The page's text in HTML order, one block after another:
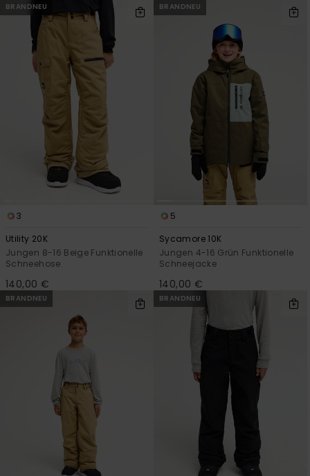
BRANDNEU
3
Utility 20K
Jungen 8-16 Beige Funktionelle
Schneehose
140,00 €
BRANDNEU
5
Sycamore 10K
Jungen 4-16 Grün Funktionelle
Schneejacke
140,00 €
BRANDNEU BRANDNEU